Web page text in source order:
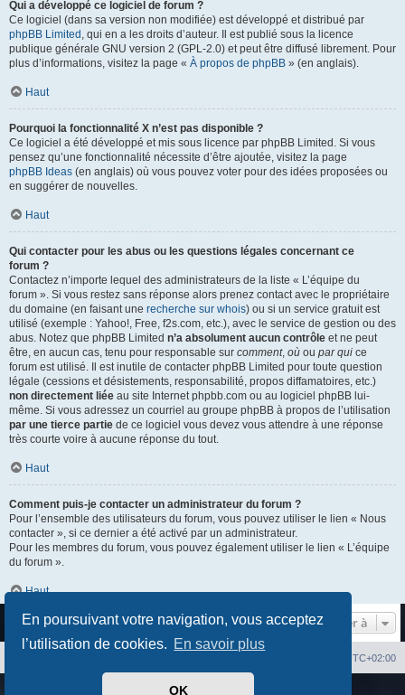
En poursuivant votre navigation, vous acceptez
l’utilisation de cookies. En savoir plus
OK
Qui a développé ce logiciel de forum ?
Ce logiciel (dans sa version non modifiée) est développé et distribué par
phpBB Limited , qui en a les droits d’auteur. Il est publié sous la licence
publique générale GNU version 2 (GPL-2.0) et peut être diffusé librement. Pour
plus d’informations, visitez la page « À propos de phpBB » (en anglais).
Haut
Pourquoi la fonctionnalité X n’est pas disponible ?
Ce logiciel a été développé et mis sous licence par phpBB Limited. Si vous
pensez qu’une fonctionnalité nécessite d’être ajoutée, visitez la page
phpBB Ideas (en anglais) où vous pouvez voter pour des idées proposées ou
en suggérer de nouvelles.
Haut
Qui contacter pour les abus ou les questions légales concernant ce
forum ?
Contactez n’importe lequel des administrateurs de la liste « L’équipe du
forum ». Si vous restez sans réponse alors prenez contact avec le propriétaire
du domaine (en faisant une recherche sur whois) ou si un service gratuit est
utilisé (exemple : Yahoo!, Free, f2s.com, etc.), avec le service de gestion ou des
abus. Notez que phpBB Limited n’a absolument aucun contrôle et ne peut
être, en aucun cas, tenu pour responsable sur comment, où ou par qui ce
forum est utilisé. Il est inutile de contacter phpBB Limited pour toute question
légale (cessions et désistements, responsabilité, propos diffamatoires, etc.)
non directement liée au site Internet phpbb.com ou au logiciel phpBB lui-
même. Si vous adressez un courriel au groupe phpBB à propos de l’utilisation
par une tierce partie de ce logiciel vous devez vous attendre à une réponse
très courte voire à aucune réponse du tout.
Haut
Comment puis-je contacter un administrateur du forum ?
Pour l’ensemble des utilisateurs du forum, vous pouvez utiliser le lien « Nous
contacter », si ce dernier a été activé par un administrateur.
Pour les membres du forum, vous pouvez également utiliser le lien « L’équipe
du forum ».
Haut
Aller à
UTC+02:00
phpBB® Forum Software © phpBB Limited